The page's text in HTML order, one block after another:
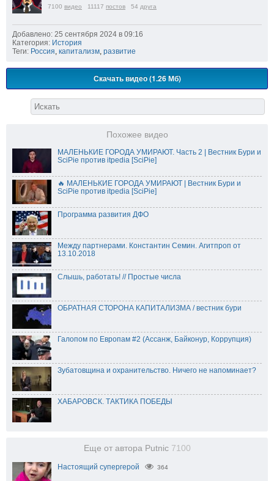
7100 видео 11117 постов 54 друга
Добавлено: 25 сентября 2024 в 09:16
Категория: История
Теги: Россия капитализм развитие
Скачать видео (1.26 Мб)
Похожее видео
МАЛЕНЬКИЕ ГОРОДА УМИРАЮТ. Часть 2 | Вестник Бури и
SciPie против itpedia [SciPie]
🔥 МАЛЕНЬКИЕ ГОРОДА УМИРАЮТ | Вестник Бури и
SciPie против itpedia [SciPie]
Программа развития ДФО
Между партнерами. Константин Семин. Агитпроп от
13.10.2018
Слышь, работать! // Простые числа
ОБРАТНАЯ СТОРОНА КАПИТАЛИЗМА / вестник бури
Галопом по Европам #2 (Ассанж, Байконур, Коррупция)
Зубатовщина и охранительство. Ничего не напоминает?
ХАБАРОВСК. ТАКТИКА ПОБЕДЫ
Еще от автора Putnic 7100
Настоящий супергерой 364